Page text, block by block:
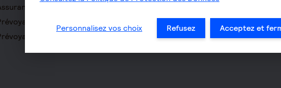
homme clé
entreprise
cadre
Les
pour les
Personnalisez vos choix Refusez Acceptez et